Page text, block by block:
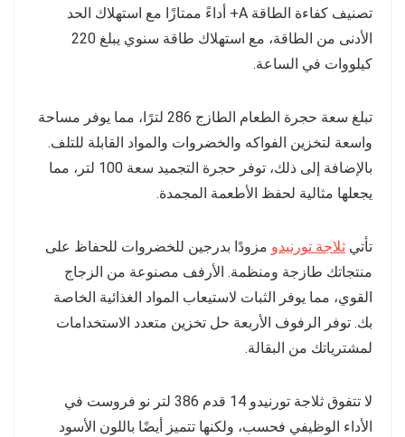
تصنيف كفاءة الطاقة A+ أداءً ممتازًا مع استهلاك الحد
الأدنى من الطاقة، مع استهلاك طاقة سنوي يبلغ 220
كيلووات في الساعة.
تبلغ سعة حجرة الطعام الطازج 286 لترًا، مما يوفر مساحة
واسعة لتخزين الفواكه والخضروات والمواد القابلة للتلف.
بالإضافة إلى ذلك، توفر حجرة التجميد سعة 100 لتر، مما
يجعلها مثالية لحفظ الأطعمة المجمدة.
تأتي ثلاجة تورنيدو مزودًا بدرجين للخضروات للحفاظ على
منتجاتك طازجة ومنظمة. الأرفف مصنوعة من الزجاج
القوي، مما يوفر الثبات لاستيعاب المواد الغذائية الخاصة
بك. توفر الرفوف الأربعة حل تخزين متعدد الاستخدامات
لمشترياتك من البقالة.
لا تتفوق ثلاجة تورنيدو 14 قدم 386 لتر نو فروست في
الأداء الوظيفي فحسب، ولكنها تتميز أيضًا باللون الأسود